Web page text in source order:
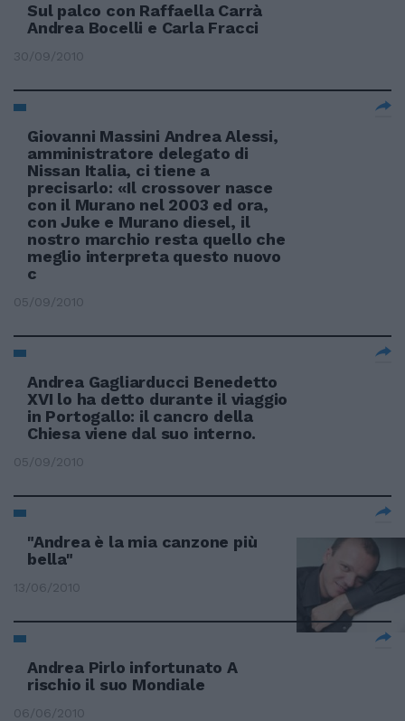
Sul palco con Raffaella Carrà
Andrea Bocelli e Carla Fracci
30/09/2010
Giovanni Massini Andrea Alessi,
amministratore delegato di
Nissan Italia, ci tiene a
precisarlo: «Il crossover nasce
con il Murano nel 2003 ed ora,
con Juke e Murano diesel, il
nostro marchio resta quello che
meglio interpreta questo nuovo
c
05/09/2010
Andrea Gagliarducci Benedetto
XVI lo ha detto durante il viaggio
in Portogallo: il cancro della
Chiesa viene dal suo interno.
05/09/2010
"Andrea è la mia canzone più
bella"
13/06/2010
Andrea Pirlo infortunato A
rischio il suo Mondiale
06/06/2010